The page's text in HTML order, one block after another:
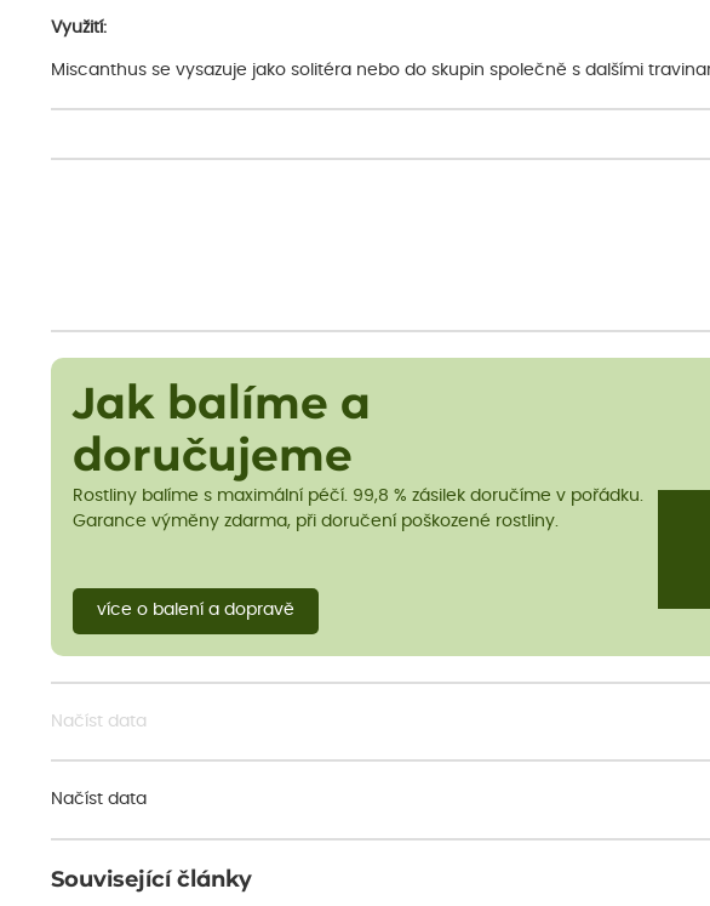
Využití:
Miscanthus se vysazuje jako solitéra nebo do skupin společně s dalšími
Jak balíme a
doručujeme
Rostliny balíme s maximální péčí. 99,8 % zásilek doručíme v pořádku.
Garance výměny zdarma, při doručení poškozené rostliny.
více o balení a dopravě
Načíst data
Načíst data
Související články